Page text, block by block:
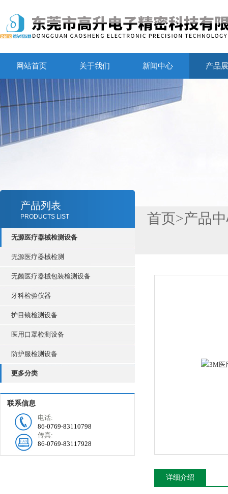
网站首页 关于我们 新闻中心 产品
产品列表
PRODUCTS LIST
无源医疗器械检测设备
无源医疗器械检测
无菌医疗器械包装检测设备
牙科检验仪器
护目镜检测设备
医用口罩检测设备
防护服检测设备
更多分类
联系信息
电话:
86-0769-83110798
传真:
86-0769-83117928
首页>产品
详细介绍